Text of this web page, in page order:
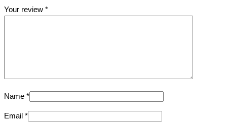
Your review *
Name *
Email *